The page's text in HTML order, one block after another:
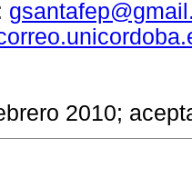
2010;